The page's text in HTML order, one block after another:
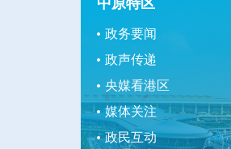
中原特区
政务要闻
政声传递
央媒看港区
媒体关注
政民互动